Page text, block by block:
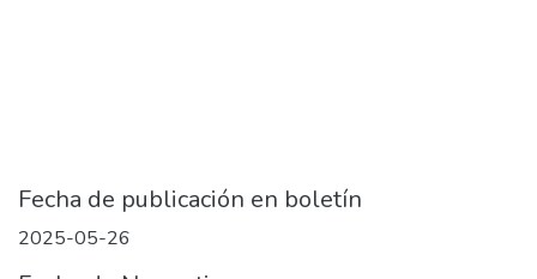
Fecha de publicación en boletín
2025-05-26